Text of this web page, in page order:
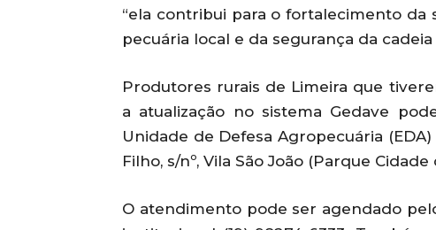
“ela contribui para o fortalecimento da
pecuária local e da segurança da
Produtores rurais de Limeira que
a atualização no sistema Gedave
Unidade de Defesa Agropecuária
Filho, s/nº, Vila São João (Parque Cidade
O atendimento pode ser agendado